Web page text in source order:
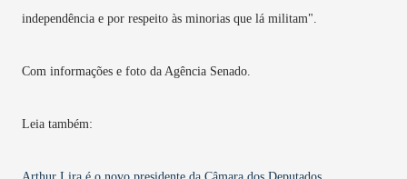
independência e por respeito às minorias que lá militam".
Com informações e foto da Agência Senado.
Leia também: